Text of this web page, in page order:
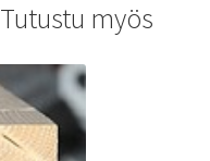
Tutustu myös